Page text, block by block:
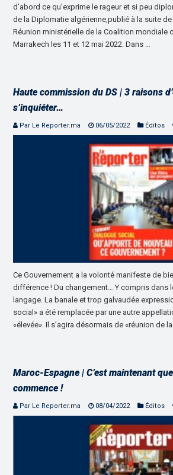
d’abord ce qu’exprime le rageur et si peu
de la Diplomatie algérienne,publié à la suite
Réunion ministérielle de la Coalition mondiale
Marrakech les 11 et 12 mai 2022. Dans …
Haute commission du DS | 3 raisons
s’inquiéter…
Par Le Reporter.ma 06/05/2022 Éditos
Ce Gouvernement a la volonté manifeste de
différence ! Du changement… Y compris dans
langage. La banale et trop galvaudée
social» a été remplacée par une autre
«élevée». Il s’agira désormais de «réunion de
Maroc-Espagne | C’est maintenant
commence !
Par Le Reporter.ma 08/04/2022 Éditos